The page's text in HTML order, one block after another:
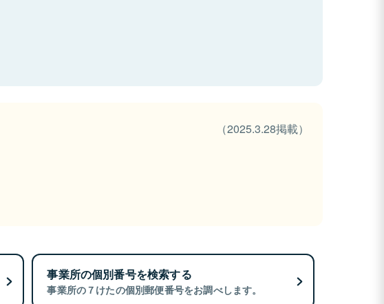
（2025.3.28掲載）
事業所の個別番号を検索する
事業所の７けたの個別郵便番号をお調べします。